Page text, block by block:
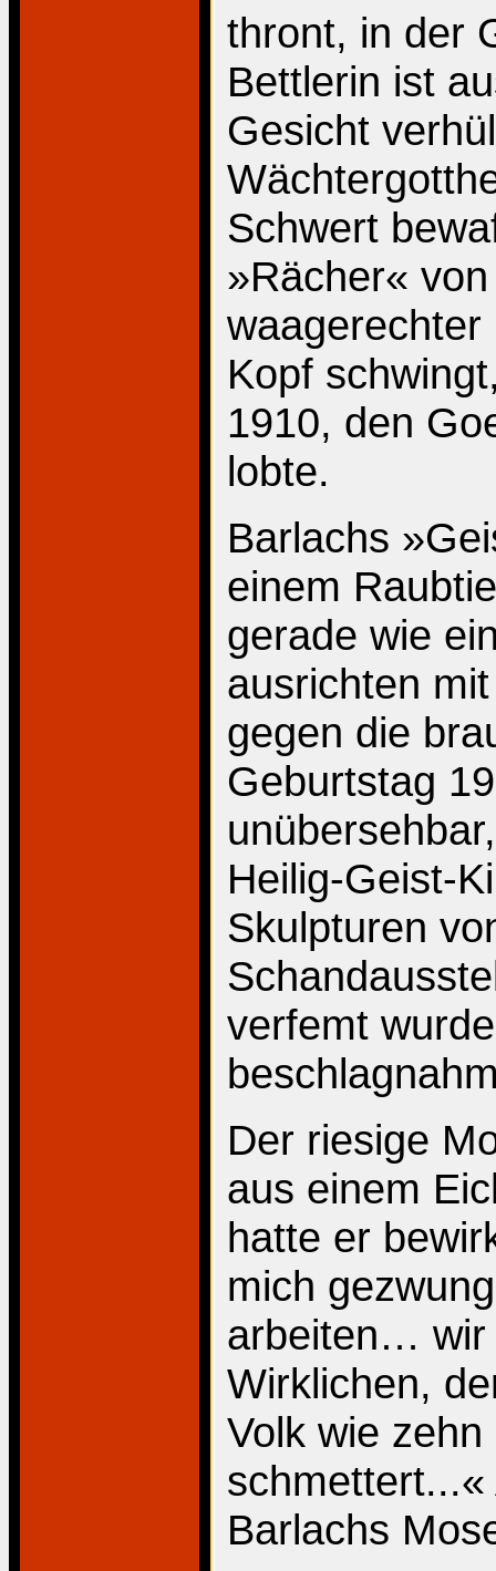
thront, in der
Bettlerin ist
Gesicht
Schwert
»Rächer«
Kopf
1910, den
lobte.
Barlachs
einem
gerade wie
ausrichten
gegen die
Geburtstag
Heilig-Geist-
Skulpturen
verfemt
Der riesige
aus einem
hatte er
mich
arbeiten… wir
Wirklichen,
Volk wie
Barlachs